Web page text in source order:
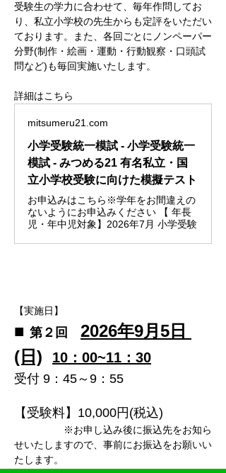
受験生の学力に合わせて、毎年作問してお
り、私立小学校の先生からも定評をいただい
ております。また、各回ごとにノンペーパー
分野(制作・絵画・運動・行動観察・口頭試
問など)も毎回実施いたします。
詳細はこちら
mitsumeru21.com
小学受験統一模試 - 小学受験統一
模試 - みつめる21 有名私立・国
立小学校受験に向けた模擬テスト
お申込みはこちら※学年をお間違えの
ないようにお申込みください 【 年長
児・年中児対象】2026年7月 小学受験
【実施日】
■ 第２回 ​2026年9月5日
(日)
10：00~11：30
受付 9：45～9：55
【受験料】10,000円(税込)
※お申し込み後に振込先をお知ら
せいたしますので、事前にお振込をお願いい
たします。